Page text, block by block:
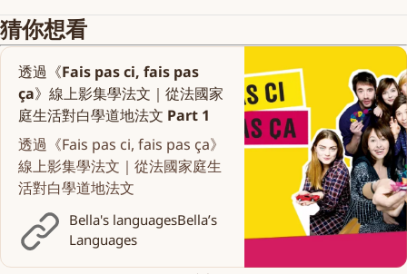
猜你想看
透過《Fais pas ci, fais pas
ça》線上影集學法文｜從法國家
庭生活對白學道地法文 Part 1
透過《Fais pas ci, fais pas ça》
線上影集學法文｜從法國家庭生
活對白學道地法文
Bella's languagesBella’s
Languages